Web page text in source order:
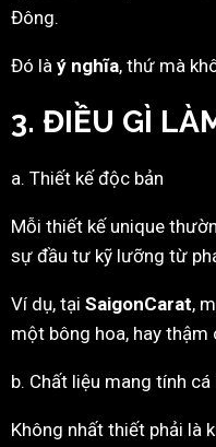
Đông.
Đó là ý nghĩa, thứ mà
3. ĐIỀU GÌ
a. Thiết kế độc bản
Mỗi thiết kế unique
sự đầu tư kỹ lưỡng từ
Ví dụ, tại SaigonCarat,
một bông hoa, hay
b. Chất liệu mang tính cá
Không nhất thiết phải là